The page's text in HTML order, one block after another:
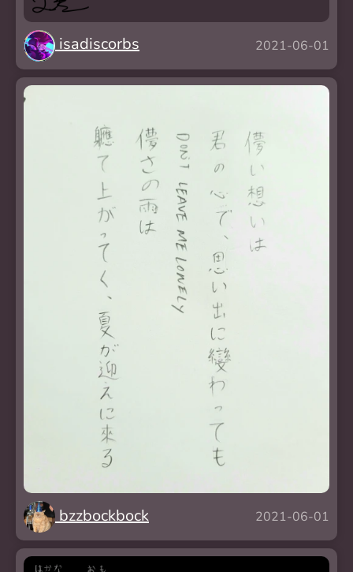
isadiscorbs 2021-06-01
bzzbockbock 2021-06-01